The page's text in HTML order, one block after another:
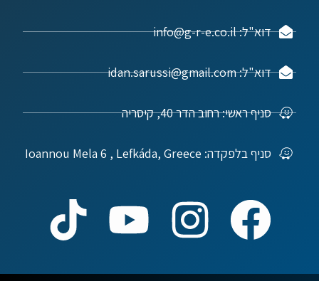
דוא"ל: info@g-r-e.co.il
דוא"ל: idan.sarussi@gmail.com
סניף ראשי: רחוב הדר 40, קיסריה
סניף בלפקדה: Ioannou Mela 6 , Lefkáda, Greece